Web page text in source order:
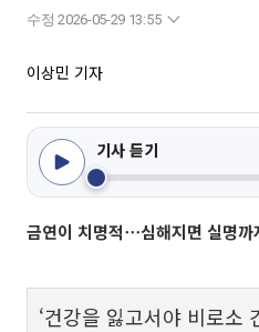
수정 2026-05-29 13:55
이상민 기자
기사 듣기
금연이 치명적⋯심해지면 실명까
‘건강을 잃고서야 비로소